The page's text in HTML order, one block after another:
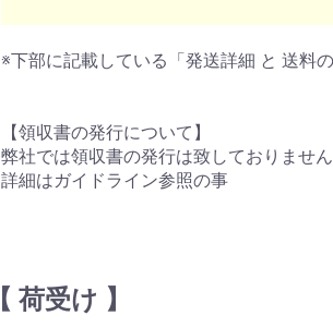
※下部に記載している「発送詳細 と 送料
【領収書の発行について】
弊社では領収書の発行は致しておりません
詳細はガイドライン参照の事
【 荷受け 】